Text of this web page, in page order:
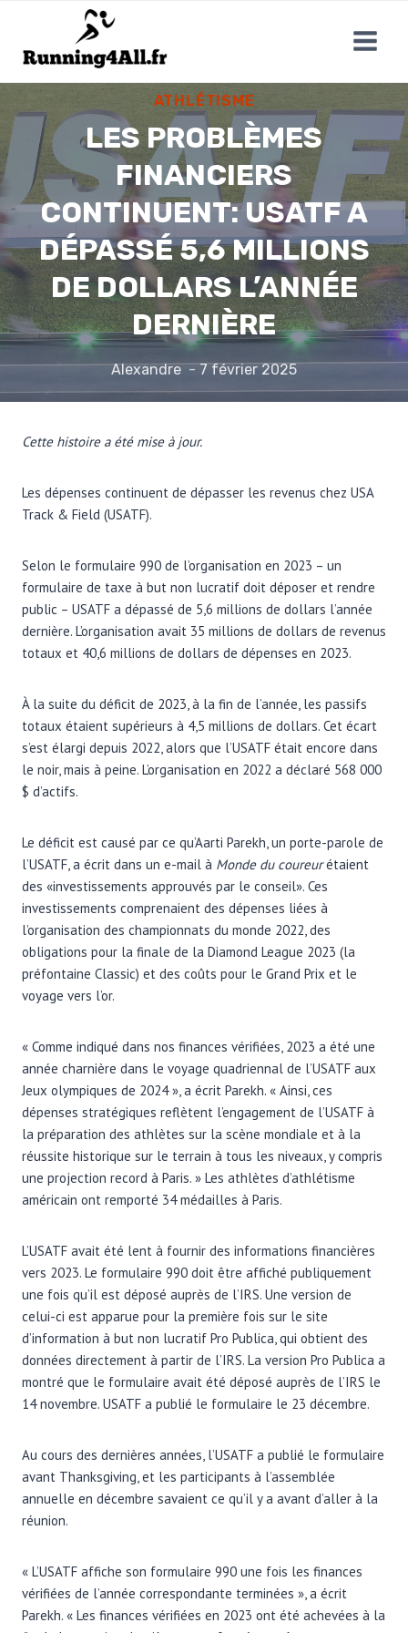
contenu
ATHLÉTISME
LES PROBLÈMES
FINANCIERS
CONTINUENT: USATF A
DÉPASSÉ 5,6 MILLIONS
DE DOLLARS L’ANNÉE
DERNIÈRE
Alexandre 7 février 2025
Cette histoire a été mise à jour.
Les dépenses continuent de dépasser les revenus chez USA
Track & Field (USATF).
Selon le formulaire 990 de l’organisation en 2023 – un
formulaire de taxe à but non lucratif doit déposer et rendre
public – USATF a dépassé de 5,6 millions de dollars l’année
dernière. L’organisation avait 35 millions de dollars de revenus
totaux et 40,6 millions de dollars de dépenses en 2023.
À la suite du déficit de 2023, à la fin de l’année, les passifs
totaux étaient supérieurs à 4,5 millions de dollars. Cet écart
s’est élargi depuis 2022, alors que l’USATF était encore dans
le noir, mais à peine. L’organisation en 2022 a déclaré 568 000
$ d’actifs.
Le déficit est causé par ce qu’Aarti Parekh, un porte-parole de
l’USATF, a écrit dans un e-mail à Monde du coureurétaient
des «investissements approuvés par le conseil». Ces
investissements comprenaient des dépenses liées à
l’organisation des championnats du monde 2022, des
obligations pour la finale de la Diamond League 2023 (la
préfontaine Classic) et des coûts pour le Grand Prix et le
voyage vers l’or.
« Comme indiqué dans nos finances vérifiées, 2023 a été une
année charnière dans le voyage quadriennal de l’USATF aux
Jeux olympiques de 2024 », a écrit Parekh. « Ainsi, ces
dépenses stratégiques reflètent l’engagement de l’USATF à
la préparation des athlètes sur la scène mondiale et à la
réussite historique sur le terrain à tous les niveaux, y compris
une projection record à Paris. » Les athlètes d’athlétisme
américain ont remporté 34 médailles à Paris.
L’USATF avait été lent à fournir des informations financières
vers 2023. Le formulaire 990 doit être affiché publiquement
une fois qu’il est déposé auprès de l’IRS. Une version de
celui-ci est apparue pour la première fois sur le site
d’information à but non lucratif Pro Publica, qui obtient des
données directement à partir de l’IRS. La version Pro Publica a
montré que le formulaire avait été déposé auprès de l’IRS le
14 novembre. USATF a publié le formulaire le 23 décembre.
Au cours des dernières années, l’USATF a publié le formulaire
avant Thanksgiving, et les participants à l’assemblée
annuelle en décembre savaient ce qu’il y a avant d’aller à la
réunion.
« L’USATF affiche son formulaire 990 une fois les finances
vérifiées de l’année correspondante terminées », a écrit
Parekh. « Les finances vérifiées en 2023 ont été achevées à la